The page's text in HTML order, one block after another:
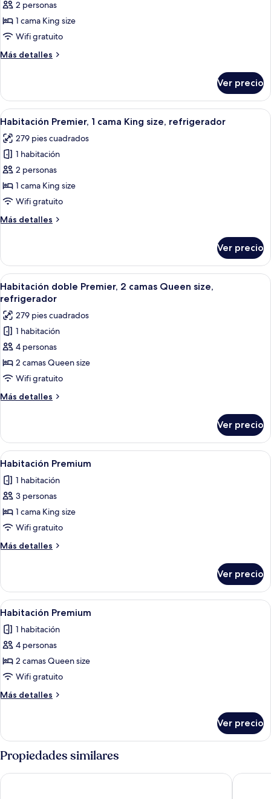
fotos
de
Habitación
Premier,
1
King
size,
refrigerador
2 personas
1 cama King size
Wifi gratuito
Más detalles
Más
Premier,
cama
size,
refrigerador
Ver precio
Abrir
todas
las
fotos
de
Habitación
Premier,
cama
refrigerador
Una habitación de hotel con una
1
Habitación Premier, 1 cama King size, refrigerador
279 pies cuadrados
1 habitación
2 personas
1 cama King size
Wifi gratuito
Más detalles
Más
Premier,
cama
King
refrigerador
Ver precio
Abrir
todas
las
fotos
de
Habitación
doble
Premier,
2
camas
size,
refrigerador
Una habitación de hotel con dos
3
Habitación doble Premier, 2 camas Queen size,
refrigerador
279 pies cuadrados
1 habitación
4 personas
2 camas Queen size
Wifi gratuito
Más detalles
Más
doble
Premier,
2
Queen
size,
Ver precio
Abrir
todas
las
fotos
de
Habitación
Premium
Habitación de hotel con una cama
3
Habitación Premium
1 habitación
3 personas
1 cama King size
Wifi gratuito
Más detalles
Más
Premium
Ver precio
Abrir
todas
las
fotos
de
Habitación
Premium
Habitación de hotel con dos camas,
3
Habitación Premium
1 habitación
4 personas
2 camas Queen size
Wifi gratuito
Más detalles
Más
Premium
Ver precio
Propiedades similares
Hampton Inn Wheeling